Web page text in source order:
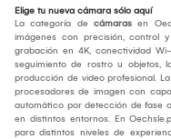
Elige tu nueva cámara sólo aquí
La categoría de cámaras en
imágenes con precisión, control
grabación en 4K, conectividad
seguimiento de rostro u objetos,
producción de video profesional.
procesadores de imagen con
automático por detección de fase
en distintos entornos. En
para distintos niveles de